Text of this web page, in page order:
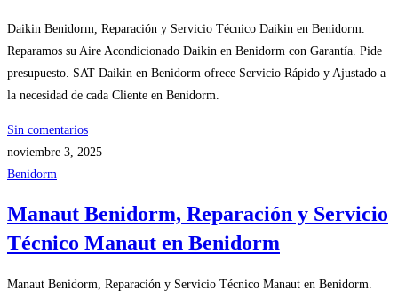
Daikin Benidorm, Reparación y Servicio Técnico Daikin en Benidorm.
Reparamos su Aire Acondicionado Daikin en Benidorm con Garantía. Pide
presupuesto. SAT Daikin en Benidorm ofrece Servicio Rápido y Ajustado a
la necesidad de cada Cliente en Benidorm.
Sin comentarios
noviembre 3, 2025
Benidorm
Manaut Benidorm, Reparación y Servicio
Técnico Manaut en Benidorm
Manaut Benidorm, Reparación y Servicio Técnico Manaut en Benidorm.